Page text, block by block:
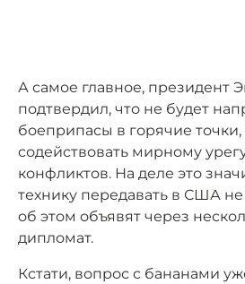
А самое главное, президент
подтвердил, что не будет
боеприпасы в горячие точки,
содействовать мирному
конфликтов. На деле это
технику передавать в США
об этом объявят через
дипломат.
Кстати, вопрос с бананами